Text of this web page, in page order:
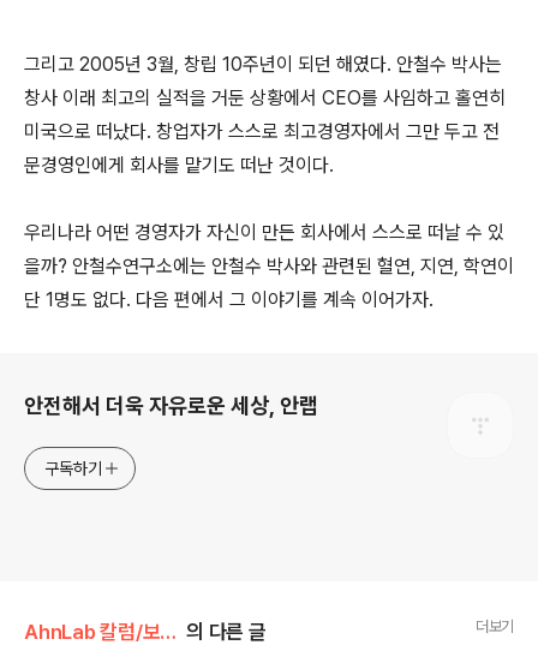
그리고 2005년 3월, 창립 10주년이 되던 해였다. 안철수 박사는
창사 이래 최고의 실적을 거둔 상황에서 CEO를 사임하고 홀연히
미국으로 떠났다. 창업자가 스스로 최고경영자에서 그만 두고 전
문경영인에게 회사를 맡기도 떠난 것이다.
우리나라 어떤 경영자가 자신이 만든 회사에서 스스로 떠날 수 있
을까? 안철수연구소에는 안철수 박사와 관련된 혈연, 지연, 학연이
단 1명도 없다. 다음 편에서 그 이야기를 계속 이어가자.
안전해서 더욱 자유로운 세상, 안랩
구독하기
AhnLab 칼럼/보안실록 의 다른 글 더보기